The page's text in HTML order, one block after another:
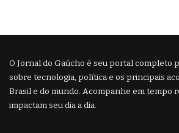
O Jornal do Gaúcho é seu portal completo
sobre tecnologia, política e os principais
Brasil e do mundo. Acompanhe em tempo
impactam seu dia a dia.